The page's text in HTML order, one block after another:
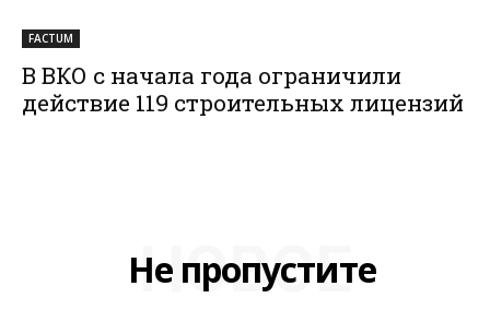
FACTUM
В ВКО с начала года ограничили
действие 119 строительных лицензий
Не пропустите
НОВОЕ